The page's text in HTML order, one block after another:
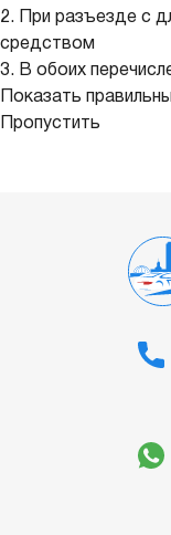
2. При разъезде с
средством
3. В обоих
Показать
Пропустить